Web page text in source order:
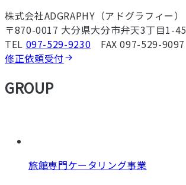
株式会社ADGRAPHY（アドグラフィー）
〒870-0017 大分県大分市弁天3丁目1-45
TEL 097-529-9230 FAX 097-529-9097
修正依頼受付
GROUP
旅館専門ケータリング事業